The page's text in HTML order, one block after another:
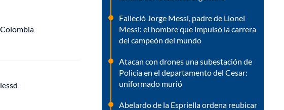
Falleció Jorge Messi, padre de Lionel
Messi: el hombre que impulsó la carrera
del campeón del mundo
Atacan con drones una subestación de
Policía en el departamento del Cesar:
uniformado murió
Abelardo de la Espriella ordena reubicar